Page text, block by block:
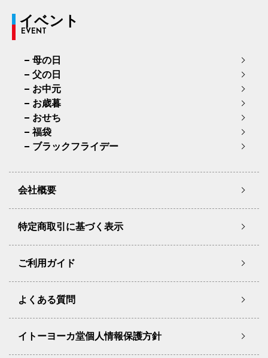
イベント
EVENT
母の日
父の日
お中元
お歳暮
おせち
福袋
ブラックフライデー
会社概要
特定商取引に基づく表示
ご利用ガイド
よくある質問
イトーヨーカ堂個人情報保護方針